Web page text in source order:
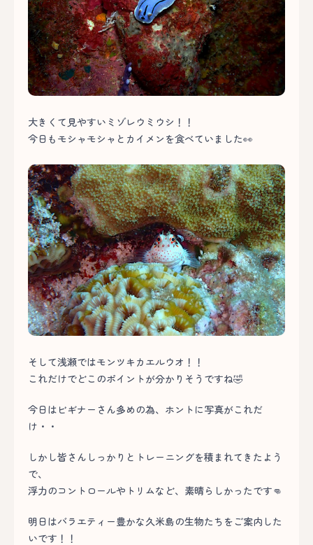
大きくて見やすいミゾレウミウシ！！
今日もモシャモシャとカイメンを食べていました👀
そして浅瀬ではモンツキカエルウオ！！
これだけでどこのポイントが分かりそうですね🤣
今日はビギナーさん多めの為、ホントに写真がこれだ
け・・
しかし皆さんしっかりとトレーニングを積まれてきたよう
で、
浮力のコントロールやトリムなど、素晴らしかったです👊
明日はバラエティー豊かな久米島の生物たちをご案内した
いです！！